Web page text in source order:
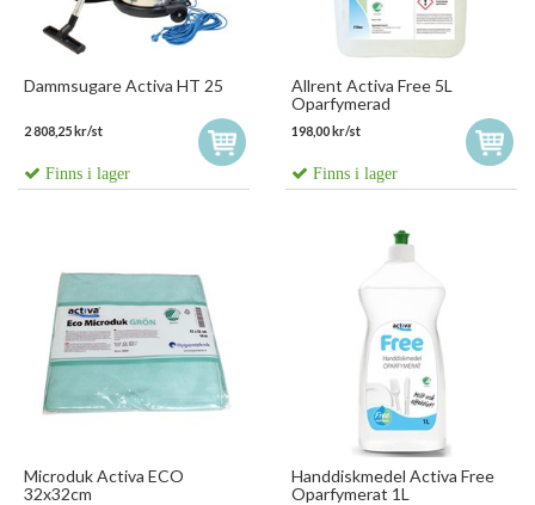
Dammsugare Activa HT 25
2 808,25 kr/st
Finns i lager
Allrent Activa Free 5L
Oparfymerad
198,00 kr/st
Finns i lager
Microduk Activa ECO
32x32cm
Handdiskmedel Activa Free
Oparfymerat 1L